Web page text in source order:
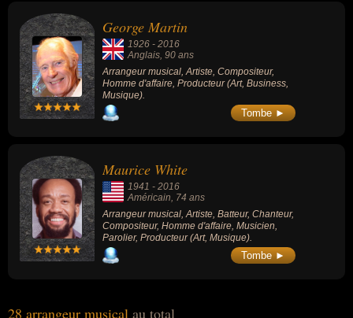
des « Randonneurs » (1997, comédie, avec
Benoît Poelvoorde) et est le co-auteur des
génériques d'antenne originaux de Canal+
et de M6.
George Martin
1926 - 2016
Anglais, 90 ans
Arrangeur musical, Artiste, Compositeur,
Homme d'affaire, Producteur (Art, Business,
Musique).
Tombe ►
Maurice White
1941 - 2016
Américain , 74 ans
Arrangeur musical, Artiste, Batteur, Chanteur,
Compositeur, Homme d'affaire, Musicien,
Parolier, Producteur (Art, Musique).
Tombe ►
28 arrangeur musical au total